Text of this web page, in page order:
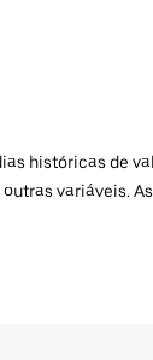
históricas de
variáveis.